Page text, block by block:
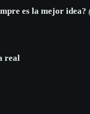
es la mejor idea?
real